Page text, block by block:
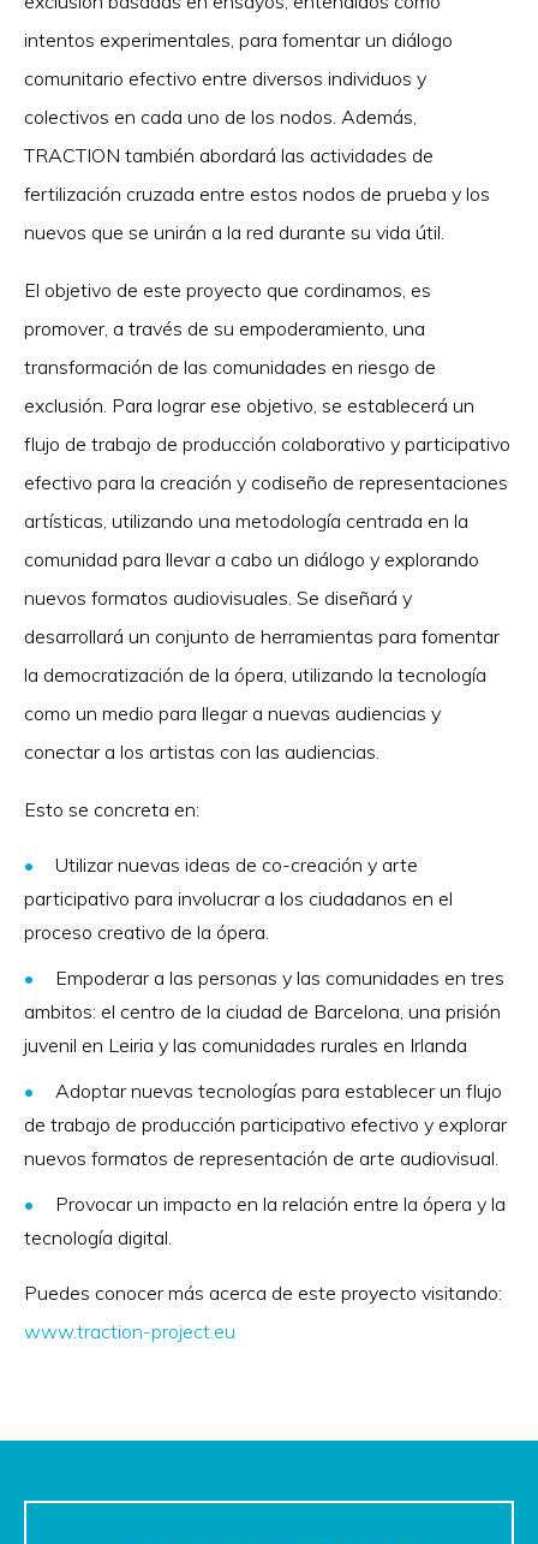
intentos experimentales, para fomentar un diálogo
comunitario efectivo entre diversos individuos y
colectivos en cada uno de los nodos. Además,
TRACTION también abordará las actividades de
fertilización cruzada entre estos nodos de prueba y los
nuevos que se unirán a la red durante su vida útil.
El objetivo de este proyecto que cordinamos, es
promover, a través de su empoderamiento, una
transformación de las comunidades en riesgo de
exclusión. Para lograr ese objetivo, se establecerá un
flujo de trabajo de producción colaborativo y participativo
efectivo para la creación y codiseño de representaciones
artísticas, utilizando una metodología centrada en la
comunidad para llevar a cabo un diálogo y explorando
nuevos formatos audiovisuales. Se diseñará y
desarrollará un conjunto de herramientas para fomentar
la democratización de la ópera, utilizando la tecnología
como un medio para llegar a nuevas audiencias y
conectar a los artistas con las audiencias.
Esto se concreta en:
Utilizar nuevas ideas de co-creación y arte
participativo para involucrar a los ciudadanos en el
proceso creativo de la ópera.
Empoderar a las personas y las comunidades en tres
ambitos: el centro de la ciudad de Barcelona, ​​una prisión
juvenil en Leiria y las comunidades rurales en Irlanda
Adoptar nuevas tecnologías para establecer un flujo
de trabajo de producción participativo efectivo y explorar
nuevos formatos de representación de arte audiovisual.
Provocar un impacto en la relación entre la ópera y la
tecnología digital.
Puedes conocer más acerca de este proyecto visitando:
www.traction-project.eu